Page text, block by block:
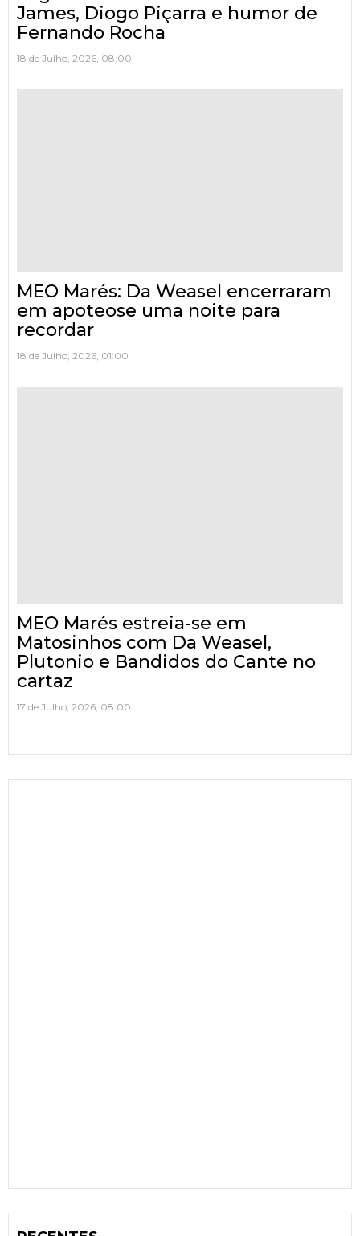
James, Diogo Piçarra e humor de
Fernando Rocha
18 de Julho, 2026, 08:00
MEO Marés: Da Weasel encerraram
em apoteose uma noite para
recordar
18 de Julho, 2026, 01:00
MEO Marés estreia-se em
Matosinhos com Da Weasel,
Plutonio e Bandidos do Cante no
cartaz
17 de Julho, 2026, 08:00